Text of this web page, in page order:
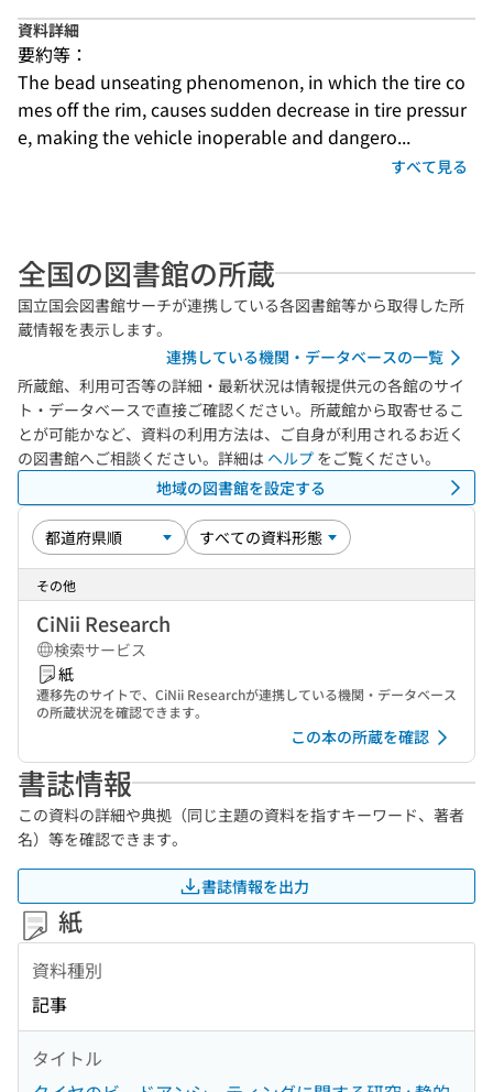
資料詳細
要約等：
The bead unseating phenomenon, in which the tire co
mes off the rim, causes sudden decrease in tire pressur
e, making the vehicle inoperable and dangero...
すべて見る
全国の図書館の所蔵
国立国会図書館サーチが連携している各図書館等から取得した所
蔵情報を表示します。
連携している機関・データベースの一覧
所蔵館、利用可否等の詳細・最新状況は情報提供元の各館のサイ
ト・データベースで直接ご確認ください。所蔵館から取寄せるこ
とが可能かなど、資料の利用方法は、ご自身が利用されるお近く
の図書館へご相談ください。詳細は ヘルプ をご覧ください。
地域の図書館を設定する
その他
CiNii Research
検索サービス
紙
遷移先のサイトで、CiNii Researchが連携している機関・データベース
の所蔵状況を確認できます。
この本の所蔵を確認
書誌情報
この資料の詳細や典拠（同じ主題の資料を指すキーワード、著者
名）等を確認できます。
書誌情報を出力
紙
資料種別
記事
タイトル